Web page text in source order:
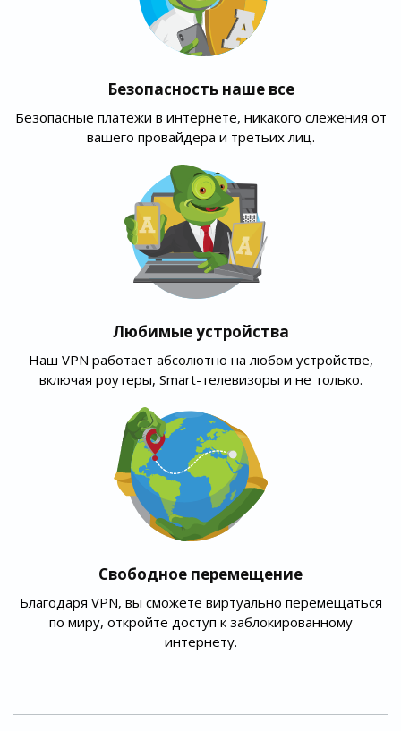
Безопасность наше все
Безопасные платежи в интернете, никакого слежения от
вашего провайдера и третьих лиц.
Любимые устройства
Наш VPN работает абсолютно на любом устройстве,
включая роутеры, Smart-телевизоры и не только.
Свободное перемещение
Благодаря VPN, вы сможете виртуально перемещаться
по миру, откройте доступ к заблокированному
интернету.